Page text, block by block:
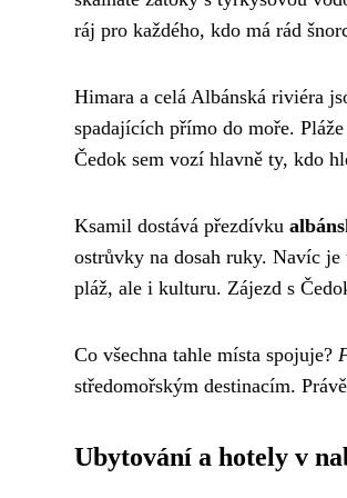
ráj pro každého, kdo má rád
Himara a celá Albánská riviéra
spadajících přímo do moře.
Čedok sem vozí hlavně ty, kdo
Ksamil dostává přezdívku
ostrůvky na dosah ruky. Navíc
pláž, ale i kulturu. Zájezd s
Co všechna tahle místa spojuje?
středomořským destinacím.
Ubytování a hotely v